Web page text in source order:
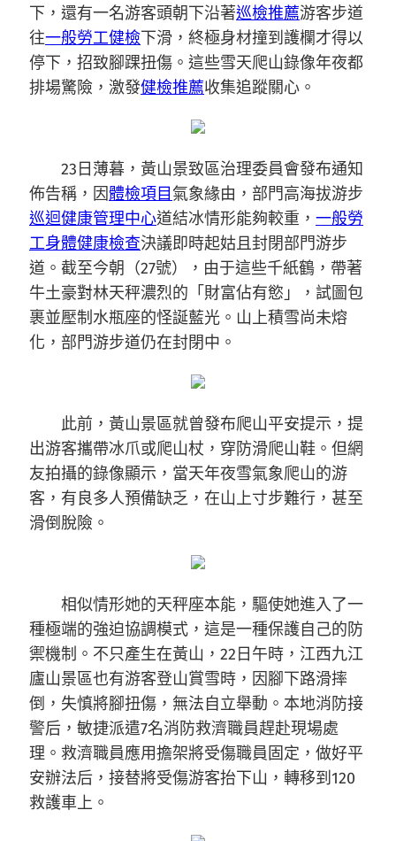
下，還有一名游客頭朝下沿著巡檢推薦游客步道
往一般勞工健檢下滑，終極身材撞到護欄才得以
停下，招致腳踝扭傷。這些雪天爬山錄像年夜都
排場驚險，激發健檢推薦收集追蹤關心。
23日薄暮，黃山景致區治理委員會發布通知
佈告稱，因體檢項目 氣象緣由，部門高海拔游步
巡迴健康管理中心道結冰情形能夠較重， 一般勞
工身體健康檢查決議即時起姑且封閉部門游步
道。截至今朝（27號），由于這些千紙鶴，帶著
牛土豪對林天秤濃烈的「財富佔有慾」，試圖包
裹並壓制水瓶座的怪誕藍光。山上積雪尚未熔
化，部門游步道仍在封閉中。
此前，黃山景區就曾發布爬山平安提示，提
出游客攜帶冰爪或爬山杖，穿防滑爬山鞋。但網
友拍攝的錄像顯示，當天年夜雪氣象爬山的游
客，有良多人預備缺乏，在山上寸步難行，甚至
滑倒脫險。
相似情形她的天秤座本能，驅使她進入了一
種極端的強迫協調模式，這是一種保護自己的防
禦機制。不只產生在黃山，22日午時，江西九江
廬山景區也有游客登山賞雪時，因腳下路滑摔
倒，失慎將腳扭傷，無法自立舉動。本地消防接
警后，敏捷派遣7名消防救濟職員趕赴現場處
理。救濟職員應用擔架將受傷職員固定，做好平
安辦法后，接替將受傷游客抬下山，轉移到120
救護車上。